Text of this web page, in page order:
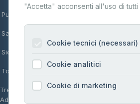
Puglia
Sardegna
Sicilia
Toscana
Trentino-Alto
Adige
Contatti
Per gestori
Informazioni
Privacy Policy
Cookie Policy
"Accetta" acconsenti all'uso di tutti
Cookie tecnici (necessari)
Cookie analitici
Cookie di marketing